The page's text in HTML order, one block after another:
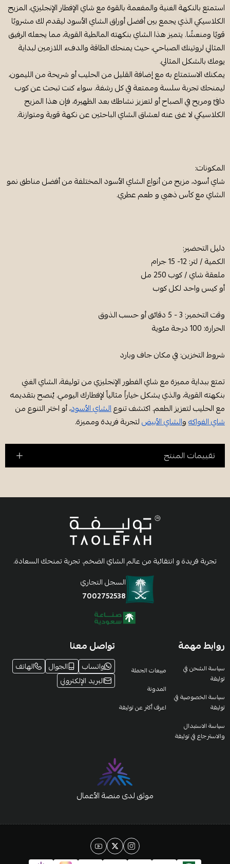
استمتع بالنكهة الغنية والمفعمة بالقوة مع شاي الإفطار الإنجليزي، المزيج
الكلاسيكي الذي يجمع بين أفضل أوراق الشاي الأسود ليقدم لك مشروبًا
قويًا ومنعشًا. يتميز هذا الشاي بنكهته المالطية القوية، مما يجعله الرفيق
المثالي لروتينك الصباحي، حيث يمنحك الطاقة والدفء اللازمين لبداية
يومك بالشكل المثالي.
يمكنك الاستمتاع به مع إضافة القليل من الحليب أو شريحة من الليمون،
ليمنحك تجربة سلسة وممتعة في كل رشفة. سواء كنت تبحث عن كوب
دافئ ومريح في الصباح أو لتعزيز نشاطك بعد الظهيرة، فإن هذا المزيج
الكلاسيكي لا غنى عنه لعشاق الشاي الباحثين عن نكهة قوية ومتوازنة.
المكونات:
شاي أسود، مزيج من أنواع الشاي الأسود المختلفة من أفضل مناطق نمو
الشاي مع كأس ذهبي و طعم عطري.
دليل التحضير:
الكمية / لتر: 12- 15 جرام
ملعقة شاي / كوب 250 مل
أو كيس واحد لكل كوب
وقت التخمير: 3 - 5 دقائق أو حسب الذوق
الحرارة: 100 درجة مئوية
شروط التخزين: في مكان جاف وبارد
تمتع ببداية مميزة مع شاي الفطور الإنجليزي من توليفة، الشاي الغني
بنكهته القوية، والذي يشكل خياراً مثالياً لإفطارك اليومي. يُنصح بتقديمه
مع الحليب لتعزيز الطعم. اكتشف تنوعالشاي الأسود، أو اختر التنوع من
شاي الفواكهوالشاي الأبيضلتجربة فريدة ومميزة.
تقييمات المنتج
تجربة فريدة و انتقائية من عالم الشاي الضخم. تجربة تمنحك السعادة.
السجل التجاري
7002752538
روابط مهمة
سياسة الشحن في
توليفة
سياسة الخصوصية في
توليفة
سياسة الاستبدال
والاسترجاع في توليفة
مبيعات الجملة
المدونة
اعرف أكثر عن توليفة
تواصل معنا
واتساب الجوال
الهاتف
البريد الإلكتروني
موثق لدى منصة الأعمال